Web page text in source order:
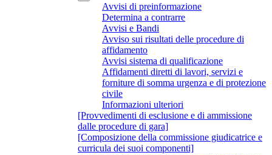
Avvisi di preinformazione
Determina a contrarre
Avvisi e Bandi
Avviso sui risultati delle procedure di
affidamento
Avvisi sistema di qualificazione
Affidamenti diretti di lavori, servizi e
forniture di somma urgenza e di protezione
civile
Informazioni ulteriori
[Provvedimenti di esclusione e di ammissione
dalle procedure di gara]
[Composizione della commissione giudicatrice e
curricula dei suoi componenti]